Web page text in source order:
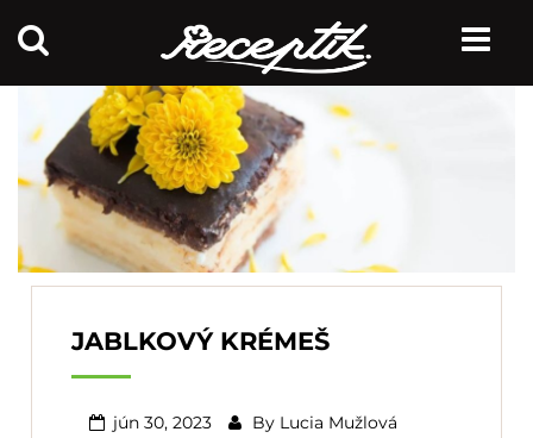
JABLKOVÝ KRÉMEŠ
jún 30, 2023 By Lucia Mužlová